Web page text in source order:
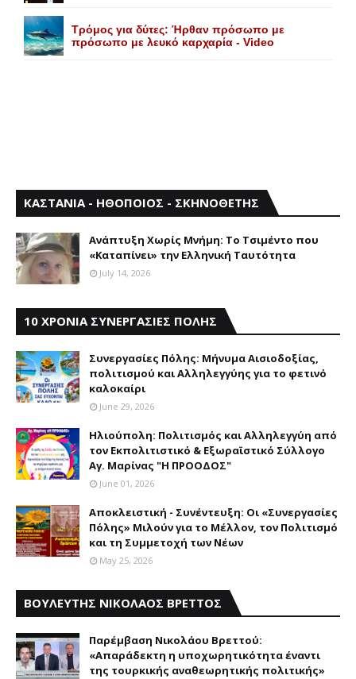
Τρόμος για δύτες: Ήρθαν πρόσωπο με
πρόσωπο με λευκό καρχαρία - Video
ΚΑΣΤΑΝΙΑ - ΗΘΟΠΟΙΟΣ - ΣΚΗΝΟΘΕΤΗΣ
Aνάπτυξη Xωρίς Mνήμη: Το Τσιμέντο που
«Καταπίνει» την Ελληνική Ταυτότητα
July 14, 2026
10 ΧΡΟΝΙΑ ΣΥΝΕΡΓΑΣΙΕΣ ΠΟΛΗΣ
Συνεργασίες Πόλης: Mήνυμα Aισιοδοξίας,
πολιτισμού και Aλληλεγγύης για το φετινό
καλοκαίρι
June 29, 2026
Ηλιούπολη: Πολιτισμός και Aλληλεγγύη από
τον Εκπολιτιστικό & Εξωραϊστικό Σύλλογο
Αγ. Μαρίνας "Η ΠΡΟΟΔΟΣ"
June 01, 2026
Αποκλειστική - Συνέντευξη: Οι «Συνεργασίες
Πόλης» Μιλούν για το Μέλλον, τον Πολιτισμό
και τη Συμμετοχή των Νέων
May 25, 2026
ΒΟΥΛΕΥΤΗΣ ΝΙΚΟΛΑΟΣ ΒΡΕΤΤΟΣ
Παρέμβαση Nικολάου Bρεττού:
«Aπαράδεκτη η υποχωρητικότητα έναντι
της τουρκικής αναθεωρητικής πολιτικής»